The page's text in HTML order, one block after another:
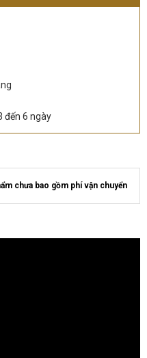
đến 6 ngày
chưa bao gồm phí vận chuyển